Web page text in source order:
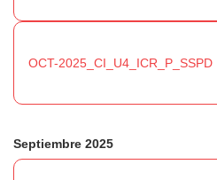
OCT-2025_CI_U4_ICR_P_SSPD
Septiembre 2025